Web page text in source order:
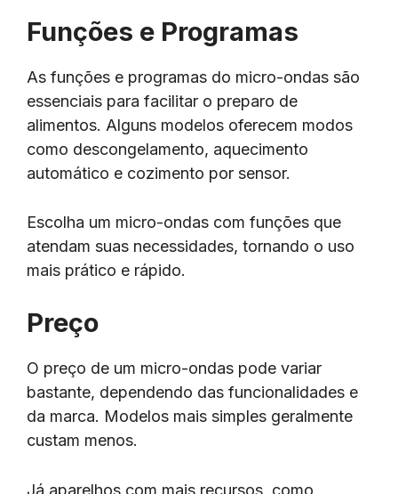
Funções e Programas
As funções e programas do micro-ondas são
essenciais para facilitar o preparo de
alimentos. Alguns modelos oferecem modos
como descongelamento, aquecimento
automático e cozimento por sensor.
Escolha um micro-ondas com funções que
atendam suas necessidades, tornando o uso
mais prático e rápido.
Preço
O preço de um micro-ondas pode variar
bastante, dependendo das funcionalidades e
da marca. Modelos mais simples geralmente
custam menos.
Já aparelhos com mais recursos, como